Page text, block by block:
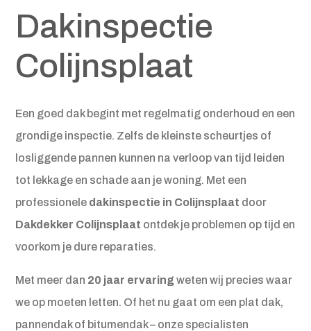
Dakinspectie
Colijnsplaat
Een goed dak begint met regelmatig onderhoud en een
grondige inspectie. Zelfs de kleinste scheurtjes of
losliggende pannen kunnen na verloop van tijd leiden
tot lekkage en schade aan je woning. Met een
professionele dakinspectie in Colijnsplaat door
Dakdekker Colijnsplaat ontdek je problemen op tijd en
voorkom je dure reparaties.
Met meer dan 20 jaar ervaring weten wij precies waar
we op moeten letten. Of het nu gaat om een plat dak,
pannendak of bitumendak – onze specialisten